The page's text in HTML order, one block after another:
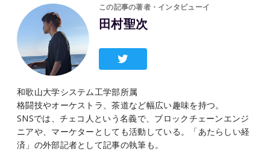
この記事の著者・インタビューイ
田村聖次
和歌山大学システム工学部所属
格闘技やオーケストラ、茶道など幅広い趣味を持つ。
SNSでは、チェコ人という名義で、ブロックチェーンエンジ
ニアや、マーケターとしても活動している。「あたらしい経
済」の外部記者として記事の執筆も。